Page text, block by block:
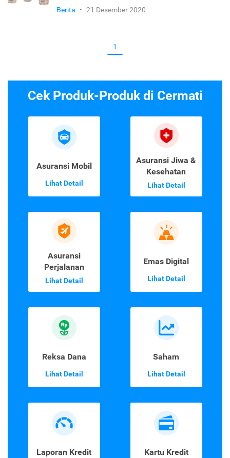
Berita • 21 Desember 2020
1
Cek Produk-Produk di Cermati
Asuransi Mobil
Lihat Detail
Asuransi Jiwa &
Kesehatan
Lihat Detail
Asuransi
Perjalanan
Lihat Detail
Emas Digital
Lihat Detail
Reksa Dana
Lihat Detail
Saham
Lihat Detail
Laporan Kredit Kartu Kredit